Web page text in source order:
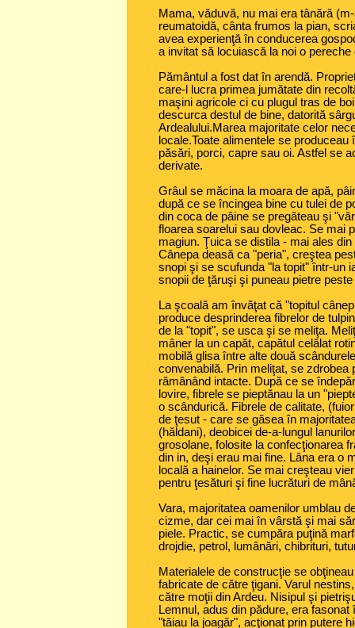
Mama, văduvă, nu mai era tânără
reumatoidă, cânta frumos la pian,
avea experienţă în conducerea
a invitat să locuiască la noi o
Pământul a fost dat în arendă.
care-l lucra primea jumătate din
maşini agricole ci cu plugul tras de
descurca destul de bine, datorită
Ardealului.Marea majoritate celor
locale.Toate alimentele se
păsări, porci, capre sau oi. Astfel se
derivate.
Grâul se măcina la moara de apă,
după ce se încingea bine cu tulei de
din coca de pâine se pregăteau şi
floarea soarelui sau dovleac. Se mai
magiun. Ţuica se distila - mai ales
Cânepa deasă ca "peria", creştea
snopi şi se scufunda "la topit" într-un
snopii de ţăruşi şi puneau pietre
La şcoală am învăţat că "topitul
produce desprinderea fibrelor de
de la "topit", se usca şi se meliţa.
mâner la un capăt, capătul celălat
mobilă glisa între alte două
convenabilă. Prin meliţat, se zdrobea
rămânând intacte. După ce se
lovire, fibrele se pieptănau la un
o scândurică. Fibrele de calitate,
de ţesut - care se găsea în
(hăldani), deobicei de-a-lungul
grosolane, folosite la confecţionarea
din in, deşi erau mai fine. Lâna era o
locală a hainelor. Se mai creşteau
pentru ţesături şi fine lucrături de
Vara, majoritatea oamenilor umblau
cizme, dar cei mai în vârstă şi mai
piele. Practic, se cumpăra puţină
drojdie, petrol, lumânări, chibrituri,
Materialele de construcţie se
fabricate de către ţigani. Varul
către moţii din Ardeu. Nisipul şi
Lemnul, adus din pădure, era
"tăiau la joagăr", acţionat prin putere